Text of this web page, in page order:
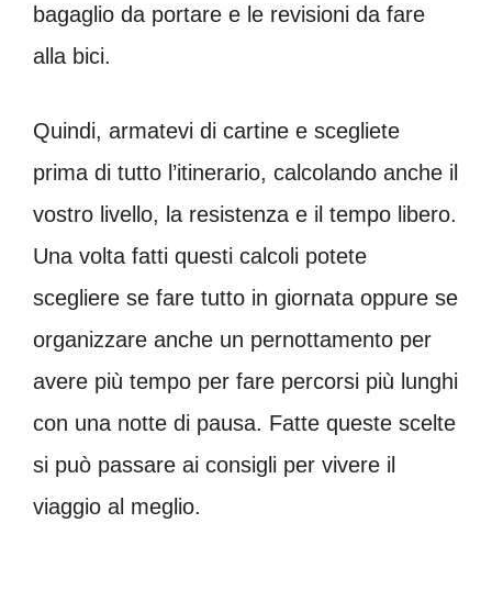
bagaglio da portare e le revisioni da fare
alla bici.
Quindi, armatevi di cartine e scegliete
prima di tutto l’itinerario, calcolando anche il
vostro livello, la resistenza e il tempo libero.
Una volta fatti questi calcoli potete
scegliere se fare tutto in giornata oppure se
organizzare anche un pernottamento per
avere più tempo per fare percorsi più lunghi
con una notte di pausa. Fatte queste scelte
si può passare ai consigli per vivere il
viaggio al meglio.